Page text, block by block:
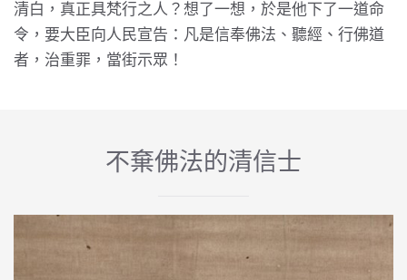
清白，真正具梵行之人？想了一想，於是他下了一道命
令，要大臣向人民宣告：凡是信奉佛法、聽經、行佛道
者，治重罪，當街示眾！
不棄佛法的清信士